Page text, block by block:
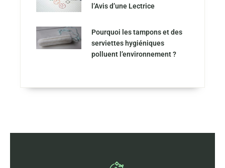
l’Avis d’une Lectrice
Pourquoi les tampons et des
serviettes hygiéniques
polluent l’environnement ?